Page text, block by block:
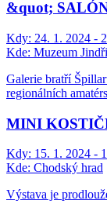
&quot;
Kdy: 24. 1. 2024 -
Kde: Muzeum
Galerie bratří
regionálních
MINI
Kdy: 15. 1. 2024 -
Kde: Chodský hrad
Výstava je